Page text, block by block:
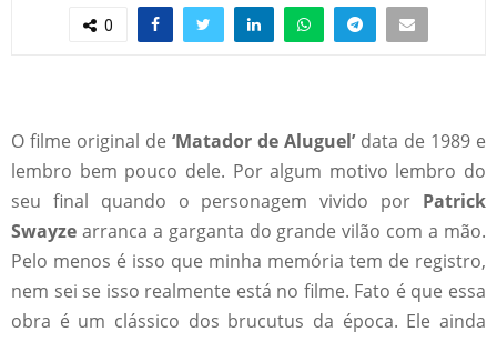
0
O filme original de ‘Matador de Aluguel’data de 1989 e
lembro bem pouco dele. Por algum motivo lembro do
seu final quando o personagem vivido por Patrick
Swayze arranca a garganta do grande vilão com a mão.
Pelo menos é isso que minha memória tem de registro,
nem sei se isso realmente está no filme. Fato é que essa
obra é um clássico dos brucutus da época. Ele ainda